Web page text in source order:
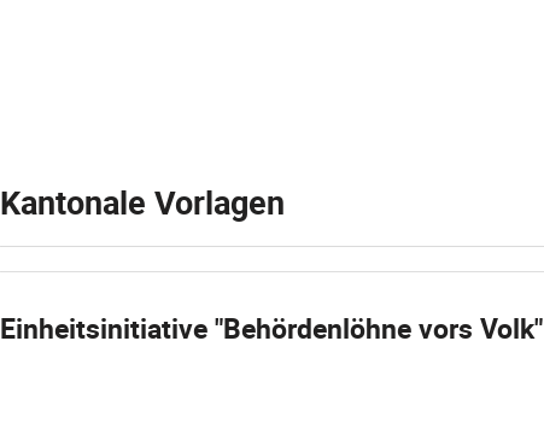
Kantonale Vorlagen
Einheitsinitiative "Behördenlöhne vors Volk"